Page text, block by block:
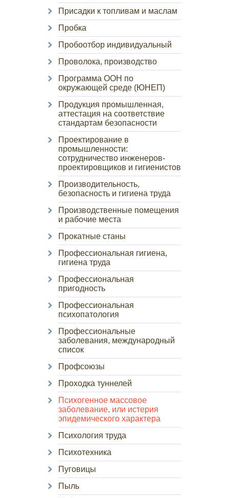
Присадки к топливам и маслам
Пробка
Пробоотбор индивидуальный
Проволока, производство
Программа ООН по
окружающей среде (ЮНЕП)
Продукция промышленная,
аттестация на соответствие
стандартам безопасности
Проектирование в
промышленности:
сотрудничество инженеров-
проектировщиков и гигиенистов
Производительность,
безопасность и гигиена труда
Производственные помещения
и рабочие места
Прокатные станы
Профессиональная гигиена,
гигиена труда
Профессиональная
пригодность
Профессиональная
психопатология
Профессиональные
заболевания, международный
список
Профсоюзы
Проходка туннелей
Психогенное массовое
заболевание, или истерия
эпидемического характера
Психология труда
Психотехника
Пуговицы
Пыль